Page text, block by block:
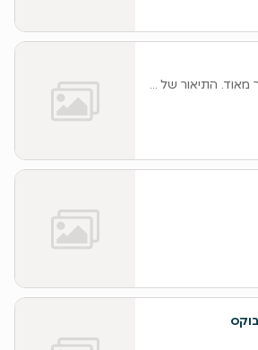
מאוד. התיאור של המנה ארוך מאוד. התיאור של